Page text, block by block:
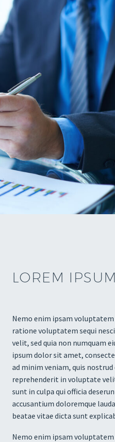
LOREM
Nemo enim ipsam
ratione voluptatem sequi
velit, sed quia non numquam
ipsum dolor sit amet,
ad minim veniam, quis
reprehenderit in voluptate
sunt in culpa qui officia
accusantium doloremque
beatae vitae dicta sunt
Nemo enim ipsam